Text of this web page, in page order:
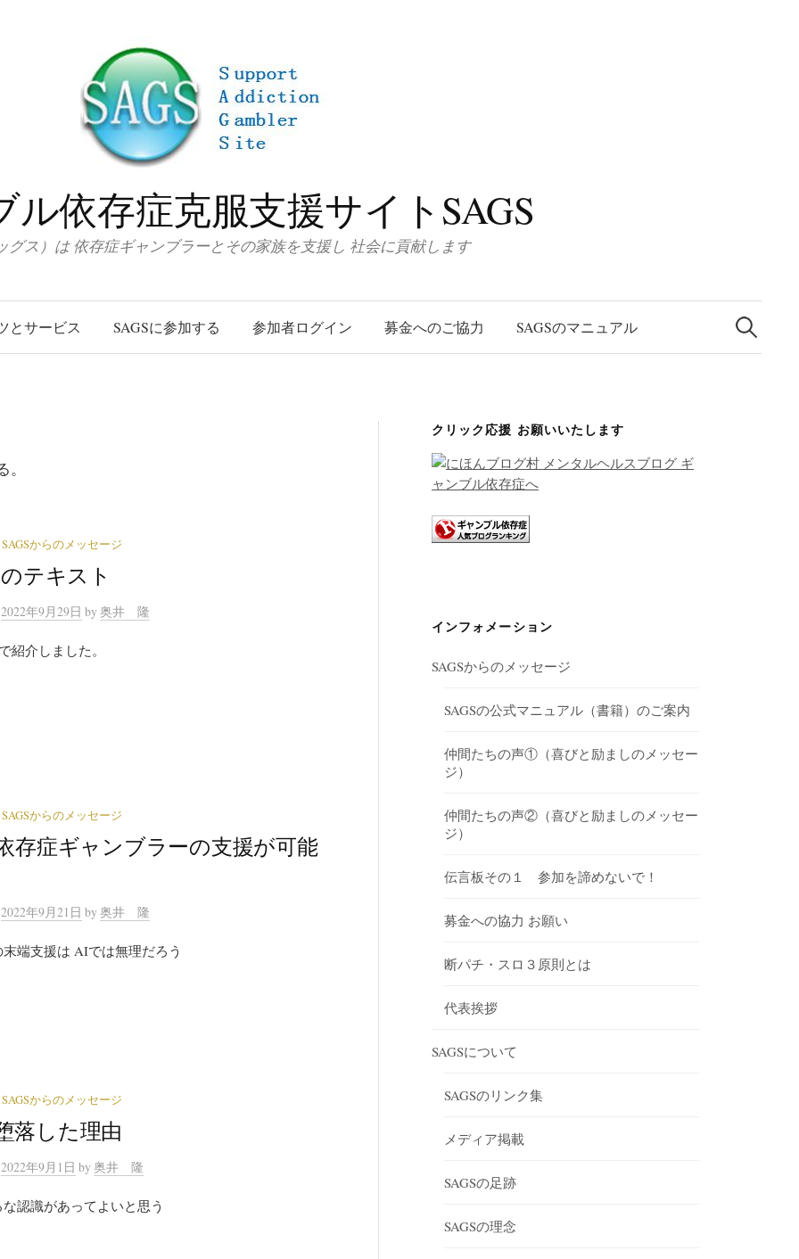
ル依存症克服支援サイトSAGS
グス）は 依存症ギャンブラーとその家族を支援し 社会に貢献します
とサービス SAGSに参加する 参加者ログイン 募金へのご協力 SAGSのマニュアル 索
SAGSからのメッセージ
テキスト
2022年9月29日 by 奥井 隆
紹介しました。
SAGSからのメッセージ
存症ギャンブラーの支援が可能
2022年9月21日 by 奥井 隆
端支援は AIでは無理だろう
SAGSからのメッセージ
落した理由
2022年9月1日 by 奥井 隆
認識があってよいと思う
クリック応援 お願いいたします
インフォメーション
SAGSからのメッセージ
SAGSの公式マニュアル（書籍）のご案内
仲間たちの声①（喜びと励ましのメッセー
ジ）
仲間たちの声②（喜びと励ましのメッセー
ジ）
伝言板その１ 参加を諦めないで！
募金への協力 お願い
断パチ・スロ３原則とは
代表挨拶
SAGSについて
SAGSのリンク集
メディア掲載
SAGSの足跡
SAGSの理念